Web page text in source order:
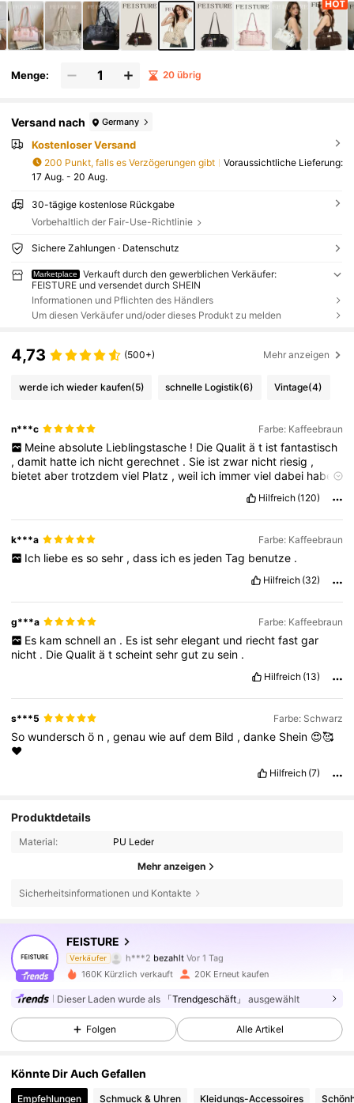
Menge: 20 übrig
Versand nach Germany
Kostenloser Versand
200 Punkt, falls es Verzögerungen gibt
Voraussichtliche Lieferung:
17 Aug. - 20 Aug.
30-tägige kostenlose Rückgabe
Vorbehaltlich der Fair-Use-Richtlinie
Sichere Zahlungen · Datenschutz
Marketplace
Verkauft durch den gewerblichen Verkäufer:
FEISTURE und versendet durch SHEIN
Informationen und Pflichten des Händlers
Um diesen Verkäufer und/oder dieses Produkt zu melden
4,73 (500+) Mehr anzeigen
werde ich wieder kaufen(5) schnelle Logistik(6) Vintage(4)
n***c Farbe: Kaffeebraun
Meine absolute Lieblingstasche ! Die Qualit ä t ist fantastisch
,damit hatte ich nichtgerechnet . Sie ist zwar nicht riesig ,
bietetabertrotzdemviel Platz ,weil ich immervieldabei habe.
Hilfreich (120)
k***a Farbe: Kaffeebraun
Ich liebe es so sehr , dass ich es jeden Tag benutze .
Hilfreich (32)
g***a Farbe: Kaffeebraun
Es kam schnell an . Es ist sehr elegant und riecht fast gar
nicht . DieQualitätscheintsehrgut zusein .
Hilfreich (13)
s***5 Farbe: Schwarz
Sowunderschö n ,genauwieaufdem Bild ,danke Shein 😍🥰
♥️
Hilfreich (7)
Produktdetails
Material: PU Leder
Mehr anzeigen
Sicherheitsinformationen und Kontakte
FEISTURE
Verkäufer
4,74
h***2 bezahlt Vor 1 Tag
Vor 1 Stunden
4,74 172K Follower
4,74 172K Follower
160K Kürzlich verkauft 20K Erneut kaufen
Dieser Laden wurde als 「Trendgeschäft」 ausgewählt
Folgen Alle Artikel
Könnte Dir Auch Gefallen
Empfehlungen Schmuck & Uhren Kleidungs-Accessoires